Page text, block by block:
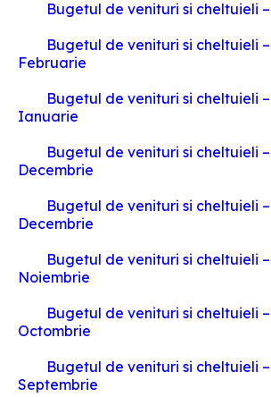
Bugetul de venituri si cheltuieli
Bugetul de venituri si cheltuieli –
Februarie
Bugetul de venituri si cheltuieli
Ianuarie
Bugetul de venituri si cheltuieli –
Decembrie
Bugetul de venituri si cheltuieli –
Decembrie
Bugetul de venituri si cheltuieli –
Noiembrie
Bugetul de venituri si cheltuieli –
Octombrie
Bugetul de venituri si cheltuieli –
Septembrie